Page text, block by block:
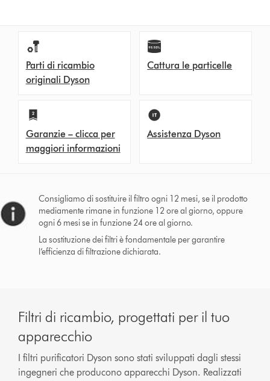
Parti di ricambio
originali Dyson
Cattura le particelle
Garanzie – clicca per
maggiori informazioni
Assistenza Dyson
Consigliamo di sostituire il filtro ogni 12 mesi, se il prodotto
mediamente rimane in funzione 12 ore al giorno, oppure
ogni 6 mesi se in funzione 24 ore al giorno.
La sostituzione dei filtri è fondamentale per garantire
l’efficienza di filtrazione dichiarata.
Filtri di ricambio, progettati per il tuo
apparecchio
I filtri purificatori Dyson sono stati sviluppati dagli stessi
ingegneri che producono apparecchi Dyson. Realizzati